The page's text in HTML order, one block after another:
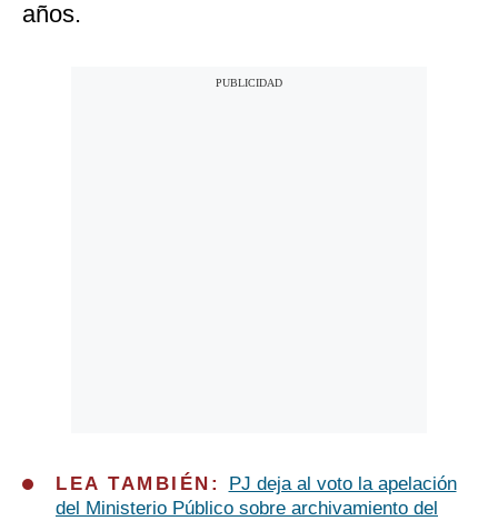
años.
LEA TAMBIÉN:
PJ deja al voto la apelación
del Ministerio Público sobre archivamiento del